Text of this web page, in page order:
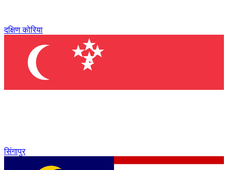
दक्षिण कोरिया
सिंगापुर